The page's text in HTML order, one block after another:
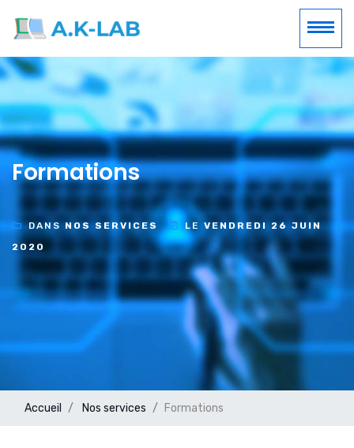
Formations
DANSNOS SERVICES LE VENDREDI 26 JUIN
2020
Accueil Nos services Formations